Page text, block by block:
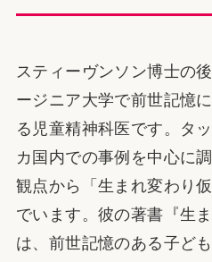
スティーヴンソン博士の
ージニア大学で前世記憶
る児童精神科医です。タ
カ国内での事例を中心に
観点から「生まれ変わり
でいます。彼の著書『生
は、前世記憶のある子ど